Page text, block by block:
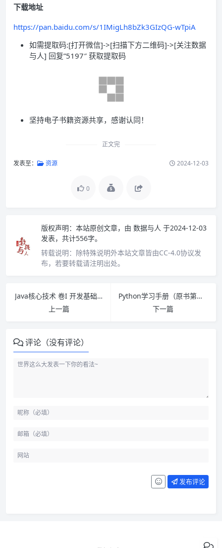
下载地址
https://pan.baidu.com/s/1IMigLh8bZk3GIzQG-wTpiA
如需提取码:[打开微信]->[扫描下方二维码]->[关注数据
与人] 回复”5197″ 获取提取码
坚持电子书籍资源共享，感谢认同！
正文完
发表至： 资源 2024-12-03
0
版权声明： 本站原创文章，由 数据与人 于2024-12-03
发表，共计556字。
转载说明： 除特殊说明外本站文章皆由CC-4.0协议发
布，若要转载请注明出处。
Java核心技术 卷I 开发基础（原书第12版）PDF下载
上一篇
Python学习手册（原书第五版）下册 PDF下载
下一篇
评论（没有评论）
发布评论